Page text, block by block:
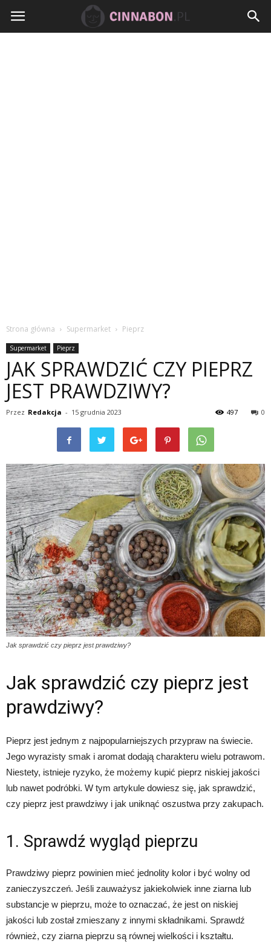
Cinnabon.pl
Strona główna Supermarket Pieprz
Supermarket Pieprz
JAK SPRAWDZIĆ CZY PIEPRZ
JEST PRAWDZIWY?
Przez Redakcja - 15 grudnia 2023 0
497
Jak sprawdzić czy pieprz jest prawdziwy?
Jak sprawdzić czy pieprz jest
prawdziwy?
Pieprz jest jednym z najpopularniejszych przypraw na świecie.
Jego wyrazisty smak i aromat dodają charakteru wielu potrawom.
Niestety, istnieje ryzyko, że możemy kupić pieprz niskiej jakości
lub nawet podróbki. W tym artykule dowiesz się, jak sprawdzić,
czy pieprz jest prawdziwy i jak uniknąć oszustwa przy zakupach.
1. Sprawdź wygląd pieprzu
Prawdziwy pieprz powinien mieć jednolity kolor i być wolny od
zanieczyszczeń. Jeśli zauważysz jakiekolwiek inne ziarna lub
substancje w pieprzu, może to oznaczać, że jest on niskiej
jakości lub został zmieszany z innymi składnikami. Sprawdź
również, czy ziarna pieprzu są równej wielkości i kształtu.